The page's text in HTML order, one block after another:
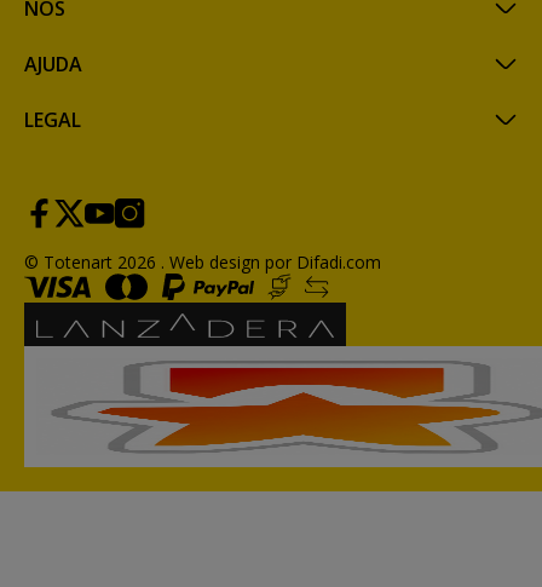
NÓS
AJUDA
LEGAL
© Totenart 2026 . Web design por Difadi.com